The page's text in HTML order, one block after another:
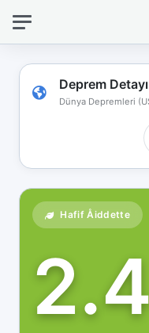
Deprem Detayı
Dünya Depremleri
Hafif Åiddette
koptu!
Çevrimdışı